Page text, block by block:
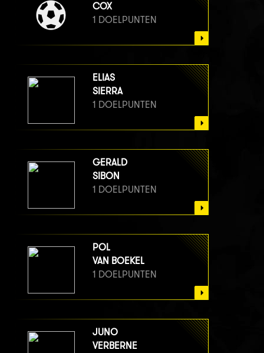
COX
1 DOELPUNTEN
ELIAS
SIERRA
1 DOELPUNTEN
GERALD
SIBON
1 DOELPUNTEN
POL
VAN BOEKEL
1 DOELPUNTEN
JUNO
VERBERNE